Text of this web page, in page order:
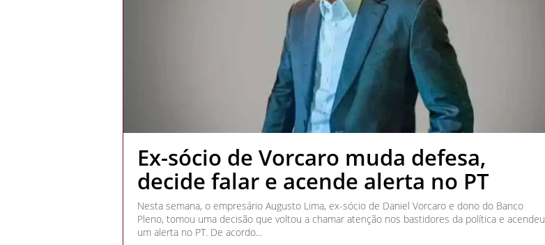
Ex-sócio de Vorcaro muda defesa,
decide falar e acende alerta no PT
Nesta semana, o empresário Augusto Lima, ex-sócio de Daniel Vorcaro e dono do Banco
Pleno, tomou uma decisão que voltou a chamar atenção nos bastidores da política e acendeu
um alerta no PT. De acordo...